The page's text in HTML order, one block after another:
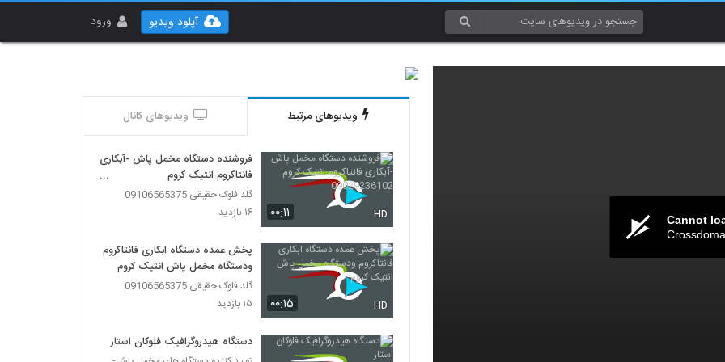
ورود آپلود ویدیو
Cannot
ویدیوهای مرتبط ویدیوهای کانال
۰۰:۱۱ HD
فروشنده دستگاه مخمل پاش -آبکاری
فانتاکروم انتیک کروم
09029236102
گلد فلوک حقیقی 09106565375
۱۶ بازدید
۰۰:۱۵ HD
پخش عمده دستگاه ابکاری فانتاکروم
ودستگاه مخمل پاش انتیک کروم
گلد فلوک حقیقی 09106565375
۱۵ بازدید
دستگاه هیدروگرافیک فلوکان استار